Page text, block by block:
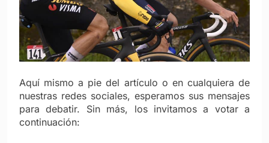
Aquí mismo a pie del artículo o en cualquiera de
nuestras redes sociales, esperamos sus mensajes
para debatir. Sin más, los invitamos a votar a
continuación: